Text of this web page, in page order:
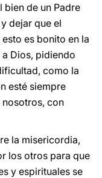
bien de un Padre
dejar que el
es bonito en la
Dios, pidiendo
como la
esté siempre
nosotros, con
la misericordia,
los otros para que
y espirituales se